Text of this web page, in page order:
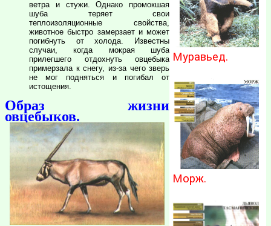
ветра и стужи. Однако промокшая
шуба теряет свои
теплоизоляционные свойства,
животное быстро замерзает и может
погибнуть от холода. Известны
случаи, когда мокрая шуба
прилегшего отдохнуть овцебыка
примерзала к снегу, из-за чего зверь
не мог подняться и погибал от
истощения.
Образ жизни
овцебыков.
Муравьед.
Морж.